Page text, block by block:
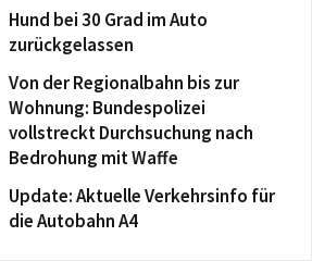
Hund bei 30 Grad im Auto
zurückgelassen
Von der Regionalbahn bis zur
Wohnung: Bundespolizei
vollstreckt Durchsuchung nach
Bedrohung mit Waffe
Update: Aktuelle Verkehrsinfo für
die Autobahn A4